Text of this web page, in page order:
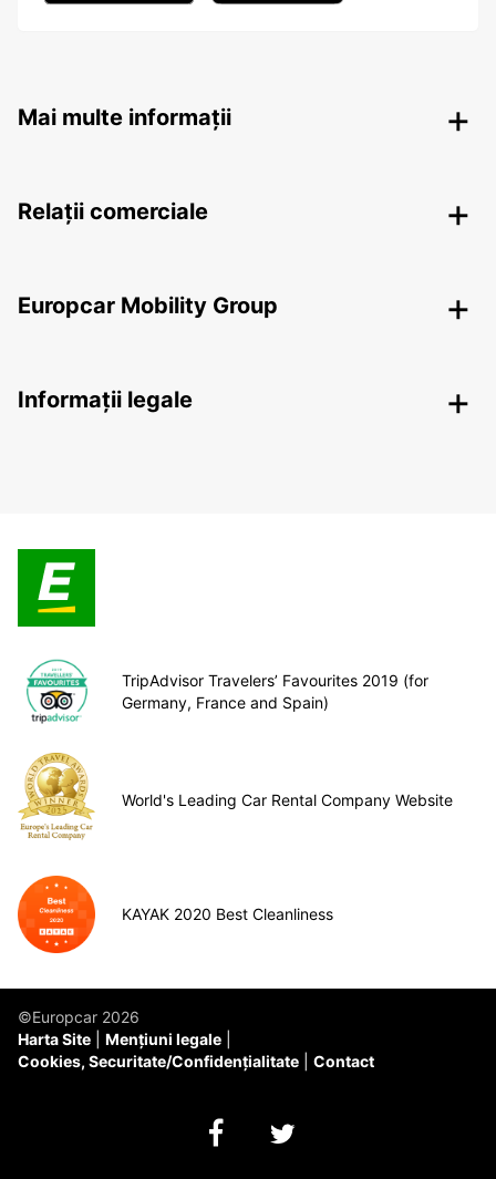
Mai multe informații
Relații comerciale
Europcar Mobility Group
Informații legale
TripAdvisor Travelers’ Favourites 2019 (for
Germany, France and Spain)
World's Leading Car Rental Company Website
KAYAK 2020 Best Cleanliness
©Europcar 2026
Harta Site
Mențiuni legale
Cookies, Securitate/Confidențialitate
Contact